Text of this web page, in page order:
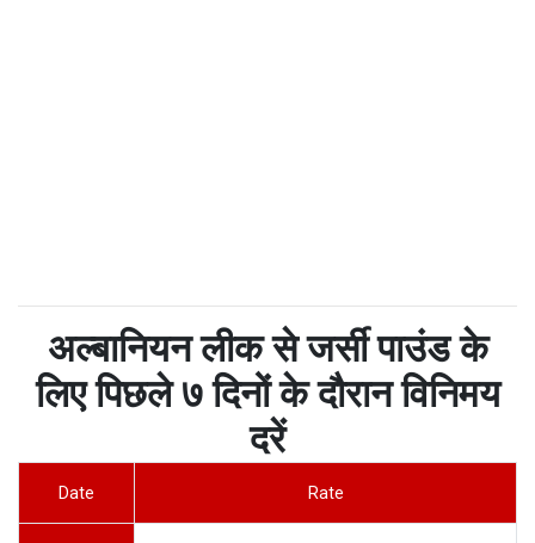
अल्बानियन लीक से जर्सी पाउंड के
लिए पिछले ७ दिनों के दौरान विनिमय
दरें
Date Rate